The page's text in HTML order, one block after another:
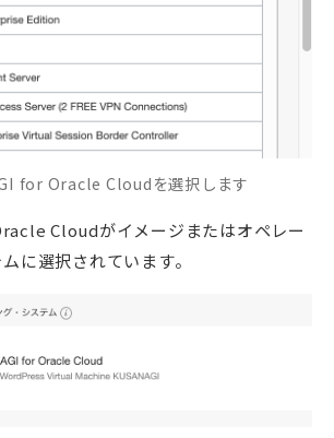
for Oracle Cloudを選択します
Cloudがイメージまたはオペレー
に選択されています。